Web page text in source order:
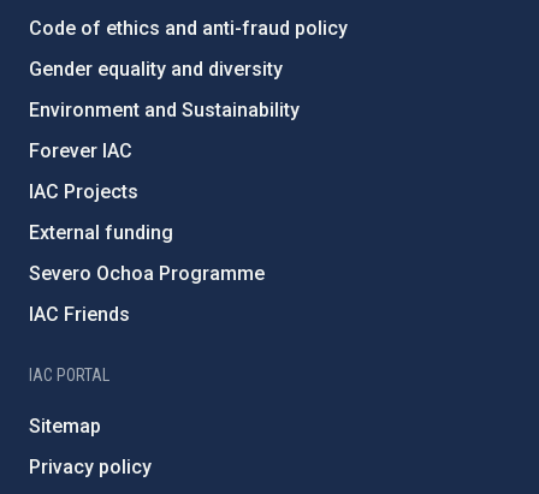
Code of ethics and anti-fraud policy
Gender equality and diversity
Environment and Sustainability
Forever IAC
IAC Projects
External funding
Severo Ochoa Programme
IAC Friends
IAC PORTAL
Sitemap
Privacy policy